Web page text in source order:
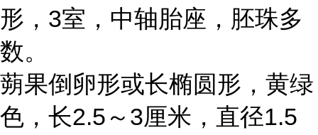
形，3室，中轴胎座，胚珠多
数。
蒴果倒卵形或长椭圆形，黄绿
色，长2.5～3厘米，直径1.5